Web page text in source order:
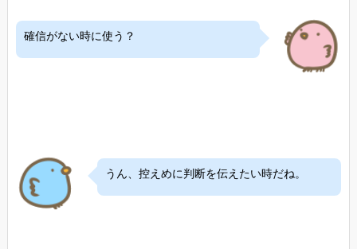
確信がない時に使う？
うん、控えめに判断を伝えたい時だね。